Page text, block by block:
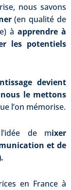
nous savons
(en qualité de
à apprendre à
les potentiels
devient
le mettons
l’on mémorise.
de mixer
et de
en France à